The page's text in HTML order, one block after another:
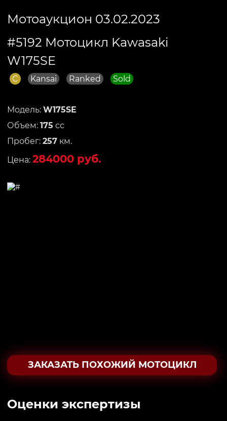
Мотоаукцион 03.02.2023
#5192 Мотоцикл Kawasaki
W175SE
C Kansai Ranked Sold
Модель: W175SE
Объем: 175 сс
Пробег: 257 км.
Цена: 284000 руб.
ЗАКАЗАТЬ ПОХОЖИЙ МОТОЦИКЛ
Oценки экспертизы